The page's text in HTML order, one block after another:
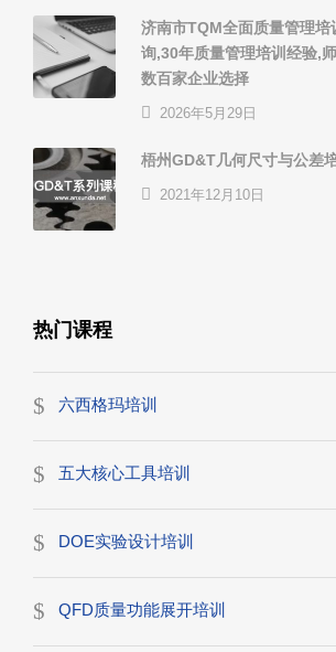
济南市TQM全面质量管理培
询,30年质量管理培训经验,
数百家企业选择
2026年5月29日
梧州GD&T几何尺寸与公差
2021年12月10日
热门课程
六西格玛培训
五大核心工具培训
DOE实验设计培训
QFD质量功能展开培训